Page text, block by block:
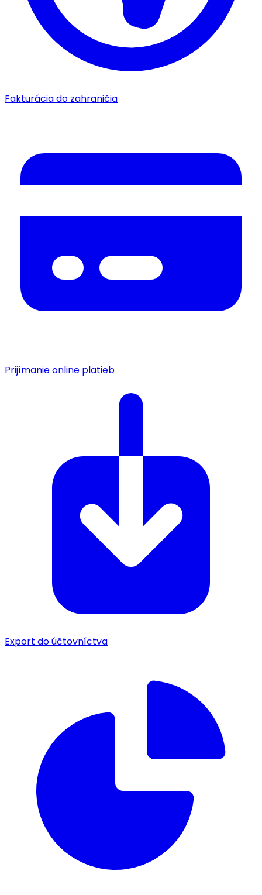
Fakturácia do zahraničia
Prijímanie online platieb
Export do účtovníctva